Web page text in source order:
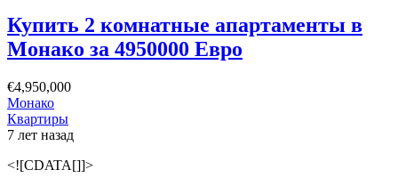
Купить 2 комнатные апартаменты в
Монако за 4950000 Евро
€4,950,000
Монако
Квартиры
7 лет назад
<![CDATA[]]>